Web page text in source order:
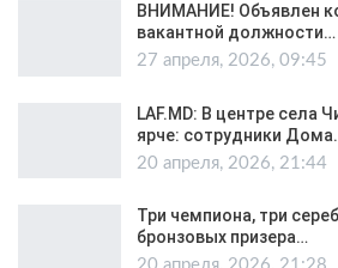
ВНИМАНИЕ! Объявлен
вакантной должности…
27 апреля, 2026, 09:45
LAF.MD: В центре села
ярче: сотрудники
20 апреля, 2026, 21:44
Три чемпиона, три
бронзовых призера…